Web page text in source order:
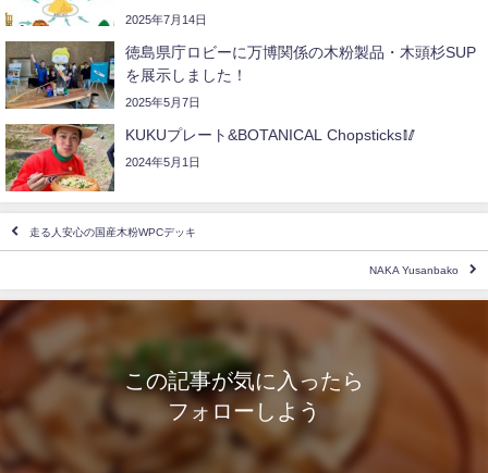
2025年7月14日
徳島県庁ロビーに万博関係の木粉製品・木頭杉SUP
を展示しました！
2025年5月7日
KUKUプレート&BOTANICAL Chopsticks🥢
2024年5月1日
走る人安心の国産木粉WPCデッキ
NAKA Yusanbako
この記事が気に入ったら
フォローしよう